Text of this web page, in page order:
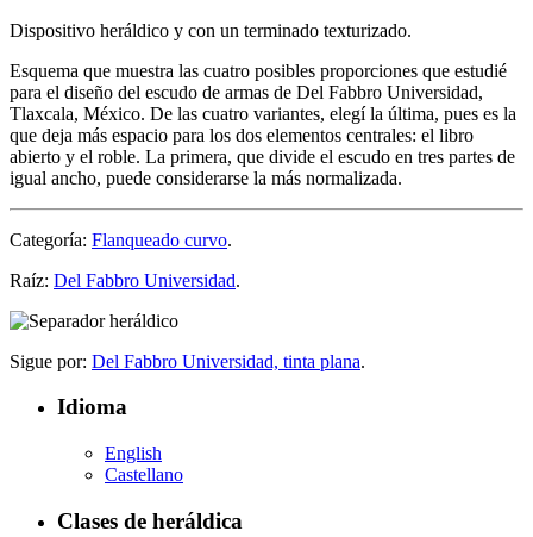
Dispositivo heráldico y con un terminado texturizado.
Esquema que muestra las cuatro posibles proporciones que estudié
para el diseño del escudo de armas de Del Fabbro Universidad,
Tlaxcala, México. De las cuatro variantes, elegí la última, pues es la
que deja más espacio para los dos elementos centrales: el libro
abierto y el roble. La primera, que divide el escudo en tres partes de
igual ancho, puede considerarse la más normalizada.
Categoría: Flanqueado curvo.
Raíz: Del Fabbro Universidad.
Sigue por: Del Fabbro Universidad, tinta plana.
Idioma
English
Castellano
Clases de heráldica